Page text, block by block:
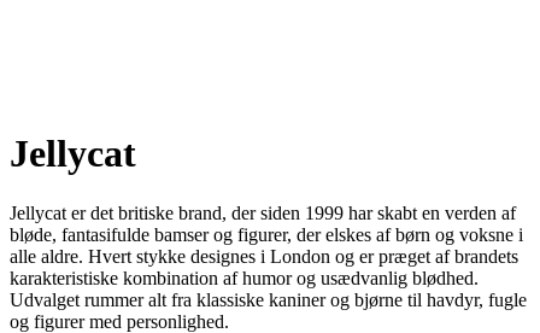
Jellycat
Jellycat er det britiske brand, der siden 1999 har skabt en verden af
bløde, fantasifulde bamser og figurer, der elskes af børn og voksne i
alle aldre. Hvert stykke designes i London og er præget af brandets
karakteristiske kombination af humor og usædvanlig blødhed.
Udvalget rummer alt fra klassiske kaniner og bjørne til havdyr, fugle
og figurer med personlighed.